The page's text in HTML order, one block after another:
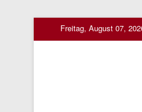
Freitag, August 07,